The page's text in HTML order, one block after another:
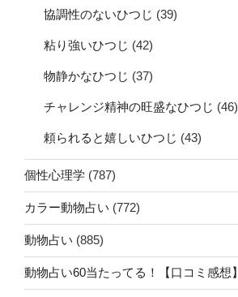
協調性のないひつじ (39)
粘り強いひつじ (42)
物静かなひつじ (37)
チャレンジ精神の旺盛なひつじ (46)
頼られると嬉しいひつじ (43)
個性心理学 (787)
カラー動物占い (772)
動物占い (885)
動物占い60当たってる！【口コミ感想】